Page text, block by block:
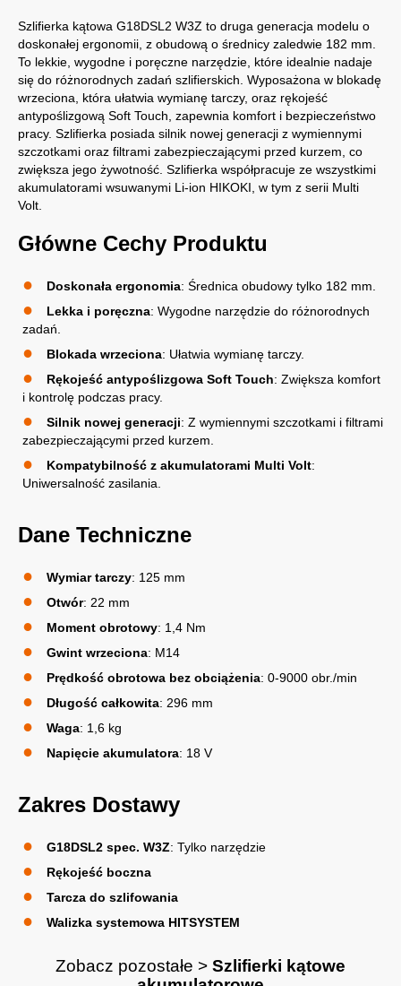
Szlifierka kątowa G18DSL2 W3Z to druga generacja modelu o
doskonałej ergonomii, z obudową o średnicy zaledwie 182 mm.
To lekkie, wygodne i poręczne narzędzie, które idealnie nadaje
się do różnorodnych zadań szlifierskich. Wyposażona w blokadę
wrzeciona, która ułatwia wymianę tarczy, oraz rękojeść
antypoślizgową Soft Touch, zapewnia komfort i bezpieczeństwo
pracy. Szlifierka posiada silnik nowej generacji z wymiennymi
szczotkami oraz filtrami zabezpieczającymi przed kurzem, co
zwiększa jego żywotność. Szlifierka współpracuje ze wszystkimi
akumulatorami wsuwanymi Li-ion HIKOKI, w tym z serii Multi
Volt.
Główne Cechy Produktu
Doskonała ergonomia: Średnica obudowy tylko 182 mm.
Lekka i poręczna: Wygodne narzędzie do różnorodnych
zadań.
Blokada wrzeciona: Ułatwia wymianę tarczy.
Rękojeść antypoślizgowa Soft Touch: Zwiększa komfort
i kontrolę podczas pracy.
Silnik nowej generacji: Z wymiennymi szczotkami i filtrami
zabezpieczającymi przed kurzem.
Kompatybilność z akumulatorami Multi Volt:
Uniwersalność zasilania.
Dane Techniczne
Wymiar tarczy: 125 mm
Otwór: 22 mm
Moment obrotowy: 1,4 Nm
Gwint wrzeciona: M14
Prędkość obrotowa bez obciążenia: 0-9000 obr./min
Długość całkowita: 296 mm
Waga: 1,6 kg
Napięcie akumulatora: 18 V
Zakres Dostawy
G18DSL2 spec. W3Z: Tylko narzędzie
Rękojeść boczna
Tarcza do szlifowania
Walizka systemowa HITSYSTEM
Zobacz pozostałe > Szlifierki kątowe